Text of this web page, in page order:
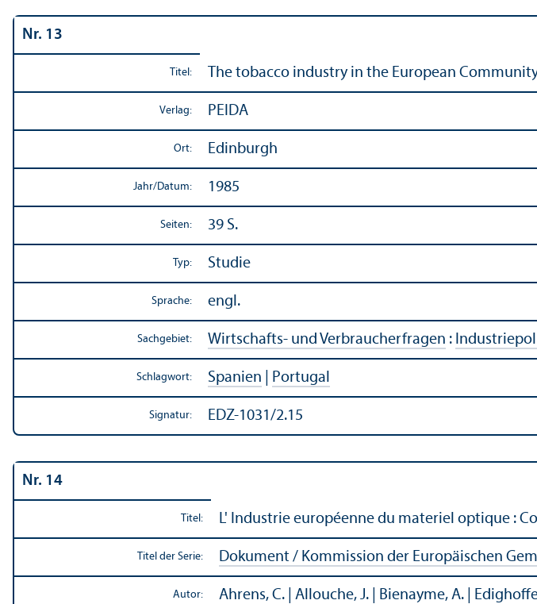
Nr. 13
Titel: The tobacco industry in the European
Verlag: PEIDA
Ort: Edinburgh
Jahr/Datum: 1985
Seiten: 39 S.
Typ: Studie
Sprache: engl.
Sachgebiet: Wirtschafts- und Verbraucherfragen :
Schlagwort: Spanien Portugal
Signatur: EDZ-1031/2.15
Nr. 14
Titel: L' Industrie européenne du materiel optique :
Titel der Serie: Dokument / Kommission der Europäischen
Autor: Ahrens, C. | Allouche, J. | Bienayme, A. |